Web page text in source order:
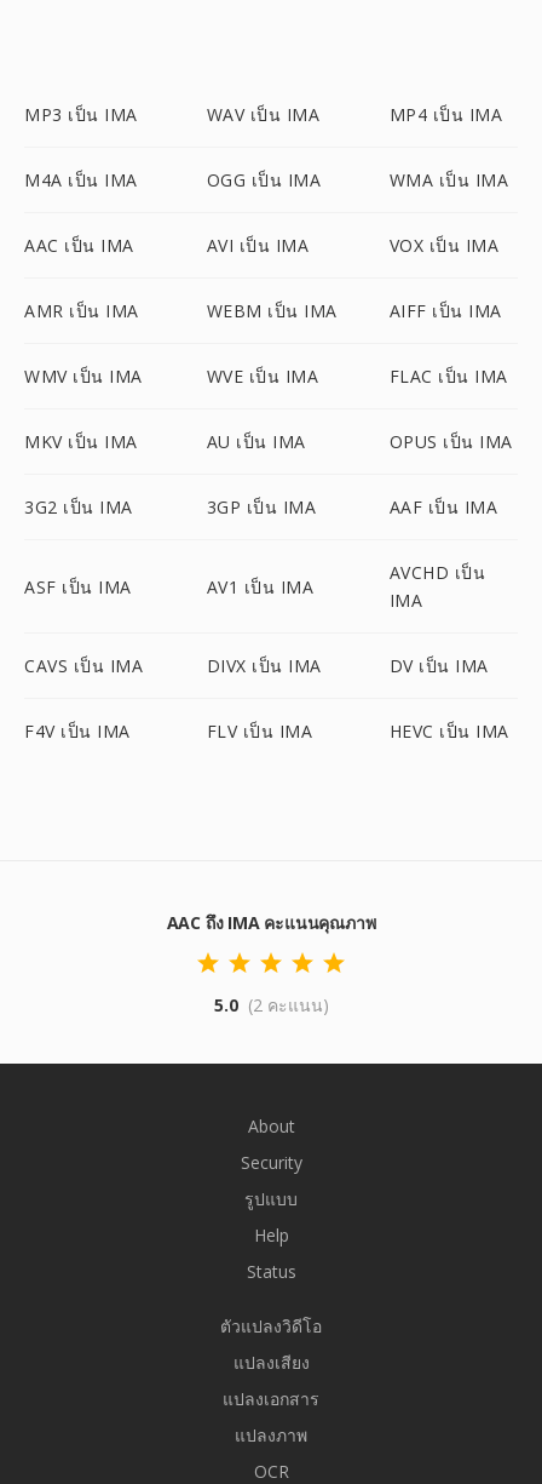
MP3 เป็น IMA WAV เป็น IMA MP4 เป็น IMA
M4A เป็น IMA OGG เป็น IMA WMA เป็น IMA
AAC เป็น IMA AVI เป็น IMA VOX เป็น IMA
AMR เป็น IMA WEBM เป็น IMA AIFF เป็น IMA
WMV เป็น IMA WVE เป็น IMA FLAC เป็น IMA
MKV เป็น IMA AU เป็น IMA OPUS เป็น IMA
3G2 เป็น IMA 3GP เป็น IMA AAF เป็น IMA
ASF เป็น IMA AV1 เป็น IMA
AVCHD เป็น
IMA
CAVS เป็น IMA DIVX เป็น IMA DV เป็น IMA
F4V เป็น IMA FLV เป็น IMA HEVC เป็น IMA
AAC ถึง IMA คะแนนคุณภาพ
5.0 (2 คะแนน)
About
Security
รูปแบบ
Help
Status
ตัวแปลงวิดีโอ
แปลงเสียง
แปลงเอกสาร
แปลงภาพ
OCR